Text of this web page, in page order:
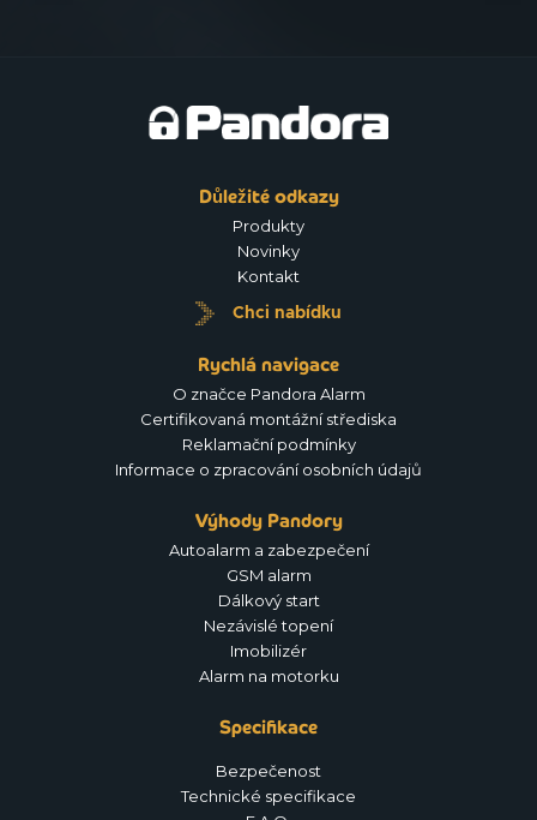
Důležité odkazy
Produkty
Novinky
Kontakt
Chci nabídku
Rychlá navigace
O značce Pandora Alarm
Certifikovaná montážní střediska
Reklamační podmínky
Informace o zpracování osobních údajů
Výhody Pandory
Autoalarm a zabezpečení
GSM alarm
Dálkový start
Nezávislé topení
Imobilizér
Alarm na motorku
Specifikace
Bezpečenost
Technické specifikace